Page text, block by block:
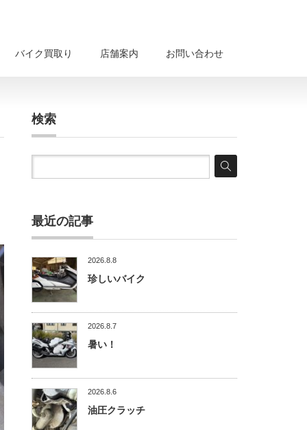
バイク買取り 店舗案内 お問い合わせ
検索
最近の記事
2026.8.8
珍しいバイク
2026.8.7
暑い！
2026.8.6
油圧クラッチ